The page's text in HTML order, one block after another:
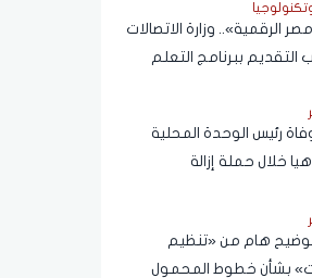
الرقمية».. وزارة الاتصالات
التقديم ببرنامج التعلم
رئيس الوحدة المحلية
خلال حملة إزالة
هام من «تنظيم
بشأن خطوط المحمول